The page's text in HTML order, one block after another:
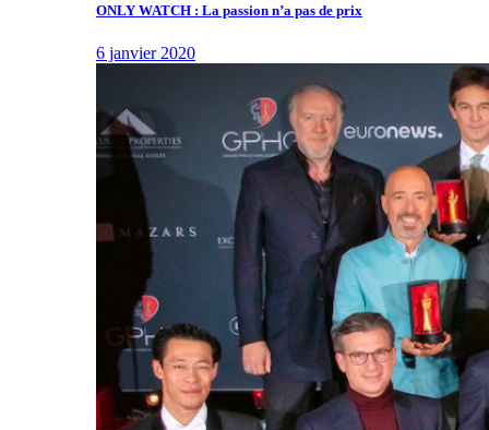
ONLY WATCH : La passion n’a pas de prix
6 janvier 2020